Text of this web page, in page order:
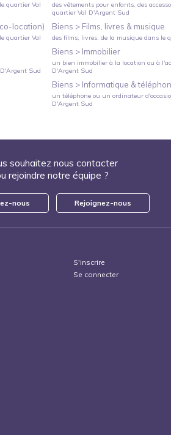
quartier Val
location)
quartier Val
Sud
des vêtements pour enfants, des
quartier Val D'Argent Sud
Biens > Films, livres & musique
des films, livres, de la musiquedans le
Biens > Immobilier
un bien immobilier à la location ou à
D'Argent Sud
Biens > Informatique &
un téléphone ou un ordinateur
D'Argent Sud
souhaitez nous contacter
rejoindre notre équipe ?
nous Rejoignez-nous
S'inscrire
Se connecter